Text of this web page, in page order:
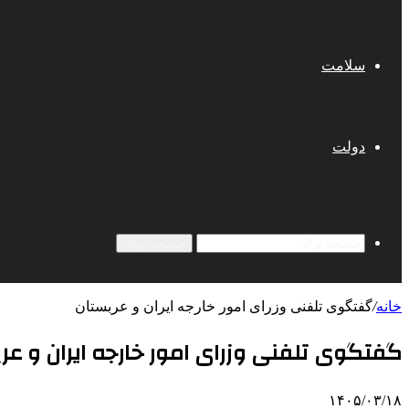
سلامت
دولت
خانه/گفتگوی تلفنی وزرای امور خارجه ایران و عربستان
گفتگوی تلفنی وزرای امور خارجه ایران و
۱۴۰۵/۰۳/۱۸